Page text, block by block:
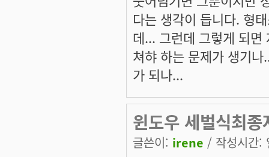
다는 생각이 듭니다. 형
데... 그런데 그렇게 되면
쳐햐 하는 문제가 생기나
가 되나...
윈도우 세벌식최
글쓴이: irene / 작성시간